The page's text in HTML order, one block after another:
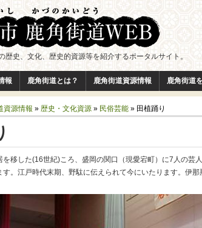
史、文化、歴史的資源等を紹介するポータルサイト。
報 鹿角街道とは？ 鹿角街道資源情報 鹿角街道
資源情報 » 歴史・文化資源 » 民俗芸能 » 田植踊り
を移した(16世紀)ころ、盛岡の関口（現愛宕町）に7人の芸
す。江戸時代末期、野駄に伝えられて今にいたります。伊